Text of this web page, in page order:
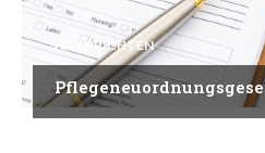
NACHRICHTEN